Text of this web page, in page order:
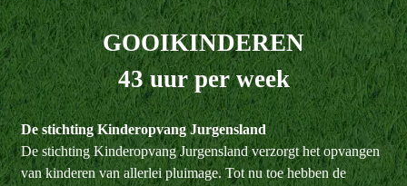
GOOIKINDEREN
43 uur per week
De stichting Kinderopvang Jurgensland
De stichting Kinderopvang Jurgensland verzorgt het opvangen
van kinderen van allerlei pluimage. Tot nu toe hebben de